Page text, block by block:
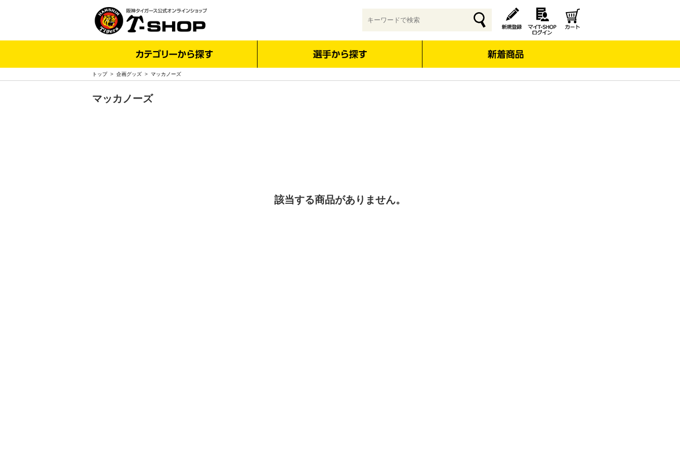
トップ> 企画グッズ > マッカノーズ
マッカノーズ
該当する商品がありません。